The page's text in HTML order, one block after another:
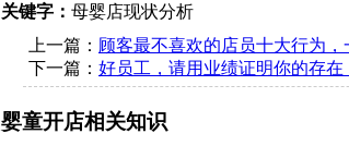
关键字： 母婴店现状分析
上一篇： 顾客最不喜欢的店员十大行为，
下一篇： 好员工，请用业绩证明你的存在
婴童开店相关知识